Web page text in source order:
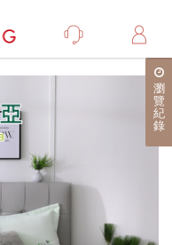
瀏
覽
紀
錄